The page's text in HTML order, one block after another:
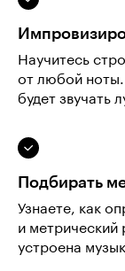
Научитесь
от любой ноты.
будет звучать
Подбирать
Узнаете, как
и метрический
устроена